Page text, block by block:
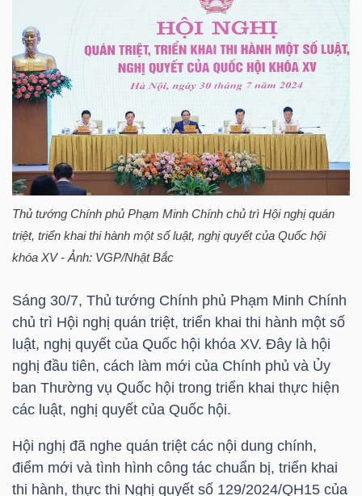
Thủ tướng Chính phủ Phạm Minh Chính chủ trì Hội nghị quán
triệt, triển khai thi hành một số luật, nghị quyết của Quốc hội
khóa XV - Ảnh: VGP/Nhật Bắc
Sáng 30/7, Thủ tướng Chính phủ Phạm Minh Chính
chủ trì Hội nghị quán triệt, triển khai thi hành một số
luật, nghị quyết của Quốc hội khóa XV. Đây là hội
nghị đầu tiên, cách làm mới của Chính phủ và Ủy
ban Thường vụ Quốc hội trong triển khai thực hiện
các luật, nghị quyết của Quốc hội.
Hội nghị đã nghe quán triệt các nội dung chính,
điểm mới và tình hình công tác chuẩn bị, triển khai
thi hành, thực thi Nghị quyết số 129/2024/QH15 của
HÀNG
HÓA
KINH
TẾ
THẾ
ĐÔNG
DƯƠNG
TÀI
CHÍNH